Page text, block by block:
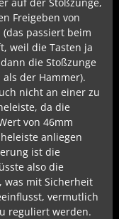
Freigeben von
passiert beim
weil die Tasten ja
die Stoßzunge
der Hammer).
nicht an einer zu
da die
von 46mm
anliegen
ist die
also die
was mit Sicherheit
vermutlich
reguliert werden.